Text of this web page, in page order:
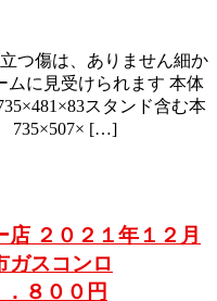
つ傷は、ありません細か
ムに見受けられます 本体
スタンド含む本
735×507× […]
２０２１年１２月
スコンロ
８００円